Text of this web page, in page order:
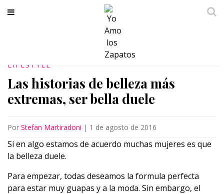
LIFESTYLE
Las historias de belleza más
extremas, ser bella duele
Por Stefan Martiradoni | 1 de agosto de 2016
Si en algo estamos de acuerdo muchas mujeres es que
la belleza duele.
Para empezar, todas deseamos la formula perfecta
para estar muy guapas y a la moda. Sin embargo, el